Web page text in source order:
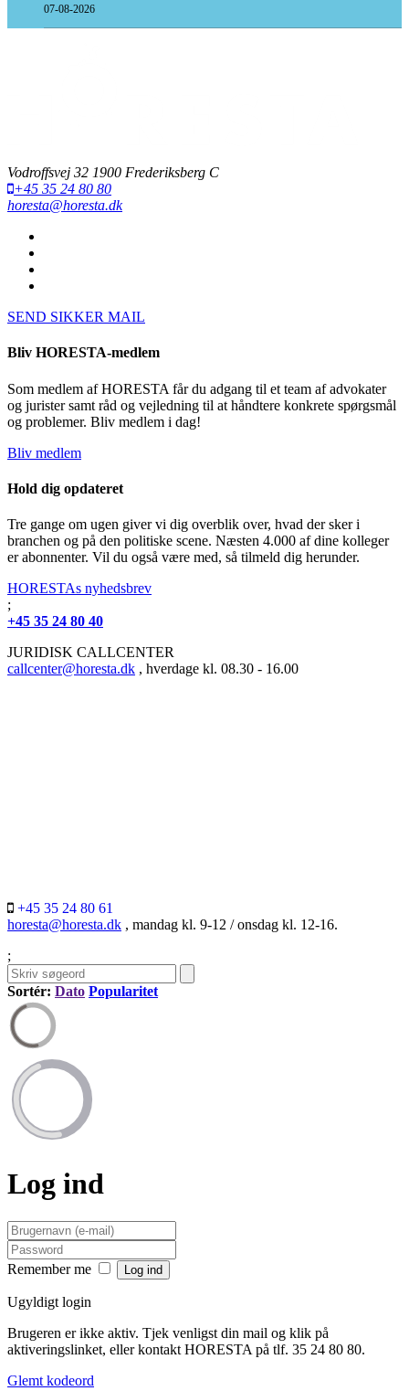
07-08-2026
Vodroffsvej 32 1900 Frederiksberg C
+45 35 24 80 80
horesta@horesta.dk
SEND SIKKER MAIL
Bliv HORESTA-medlem
Som medlem af HORESTA får du adgang til et team af advokater
og jurister samt råd og vejledning til at håndtere konkrete spørgsmål
og problemer. Bliv medlem i dag!
Bliv medlem
Hold dig opdateret
Tre gange om ugen giver vi dig overblik over, hvad der sker i
branchen og på den politiske scene. Næsten 4.000 af dine kolleger
er abonnenter. Vil du også være med, så tilmeld dig herunder.
HORESTAs nyhedsbrev
;
+45 35 24 80 40
JURIDISK CALLCENTER
callcenter@horesta.dk , hverdage kl. 08.30 - 16.00
+45 35 24 80 61
horesta@horesta.dk , mandag kl. 9-12 / onsdag kl. 12-16.
;
Sortér: Dato Popularitet
Log ind
Remember me
Ugyldigt login
Brugeren er ikke aktiv. Tjek venligst din mail og klik på
aktiveringslinket, eller kontakt HORESTA på tlf. 35 24 80 80.
Glemt kodeord